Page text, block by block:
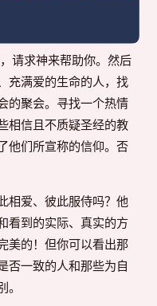
请求神来帮助你。然后
充满爱的生命的人，找
的聚会。寻找一个热情
相信且不质疑圣经的教
他们所宣称的信仰。否
相爱、彼此服侍吗？他
看到的实际、真实的方
美的！但你可以看出那
否一致的人和那些为自
。